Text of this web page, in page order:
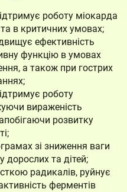
роботу міокарда
в критичних умовах;
ефективність
функцію в умовах
а також при гострих
роботу
вираженість
розвитку
зі зниження ваги
дорослих та дітей;
радикалів, руйнує
ферментів